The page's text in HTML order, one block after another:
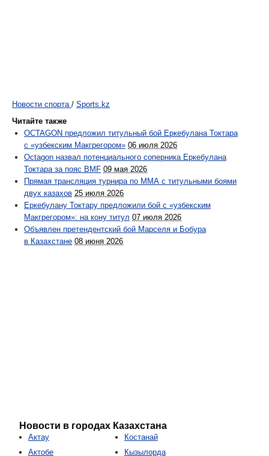
Новости спорта / Sports.kz
Читайте также
OCTAGON предложил титульный бой Еркебулана Токтара
с «узбекским Макгрегором» 06 июля 2026
Octagon назвал потенциального соперника Еркебулана
Токтара за пояс BMF 09 мая 2026
Прямая трансляция турнира по ММА с титульными боями
двух казахов 25 июля 2026
Еркебулану Токтару предложили бой с «узбекским
Макгрегором»: на кону титул 07 июля 2026
Объявлен претендентский бой Марселя и Бобура
в Казахстане 08 июня 2026
Новости в городах Казахстана
Актау
Актобе
Костанай
Кызылорда